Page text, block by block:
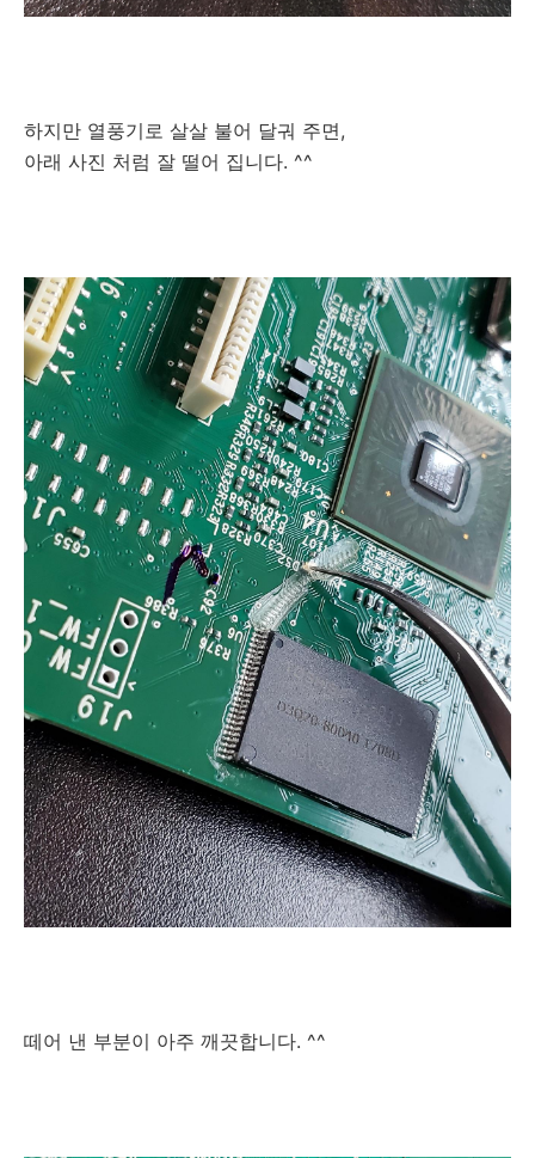
하지만 열풍기로 살살 불어 달궈 주면,
아래 사진 처럼 잘 떨어 집니다. ^^
떼어 낸 부분이 아주 깨끗합니다. ^^